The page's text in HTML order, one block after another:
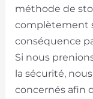
méthode de
complètement
conséquence
Si nous
la sécurité,
concernés afin